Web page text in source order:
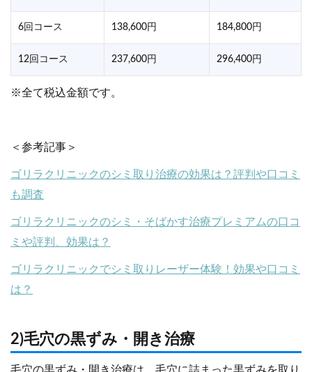
6回コース 138,600円 184,800円
12回コース 237,600円 296,400円
※全て税込金額です。
＜参考記事＞
ゴリラクリニックのシミ取り治療の効果は？評判や口コミ
も調査
ゴリラクリニックのシミ・そばかす治療プレミアムの口コ
ミや評判、効果は？
ゴリラクリニックでシミ取りレーザー体験！効果や口コミ
は？
2)毛穴の黒ずみ・開き治療